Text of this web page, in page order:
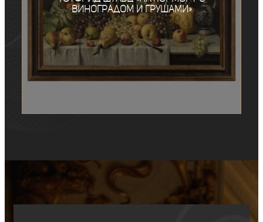
виноградом и грушами»